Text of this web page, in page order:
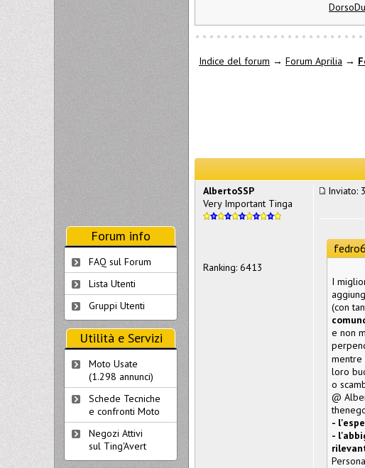
Indice del forum → Forum Aprilia →
Inviato:
I
(con
e non
mentre
loro
o
@
-
-
AlbertoSSP
Very Important Tinga
Ranking: 6413
Forum info
FAQ sul Forum
Lista Utenti
Gruppi Utenti
Utilità e Servizi
Moto Usate
(1.298 annunci)
Schede Tecniche
e confronti Moto
Negozi Attivi
sul Ting'Avert